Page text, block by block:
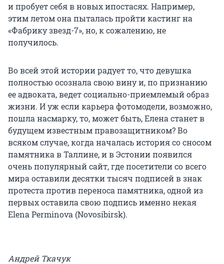
и пробует себя в новых ипостасях. Например,
этим летом она пыталась пройти кастинг на
«Фабрику звезд-7», но, к сожалению, не
получилось.
Во всей этой истории радует то, что девушка
полностью осознала свою вину и, по признанию
ее адвоката, ведет социально-приемлемый образ
жизни. И уж если карьера фотомодели, возможно,
пошла насмарку, то, может быть, Елена станет в
будущем известным правозащитником? Во
всяком случае, когда началась история со сносом
памятника в Таллине, и в Эстонии появился
очень популярный сайт, где посетители со всего
мира оставили десятки тысяч подписей в знак
протеста против переноса памятника, одной из
первых оставила свою подпись именно некая
Elena Perminova (Novosibirsk).
Андрей Ткачук